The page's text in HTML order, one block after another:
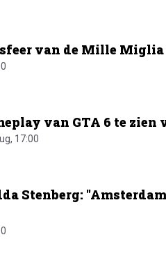
van de Mille
van GTA 6 te
17:00
Stenberg: